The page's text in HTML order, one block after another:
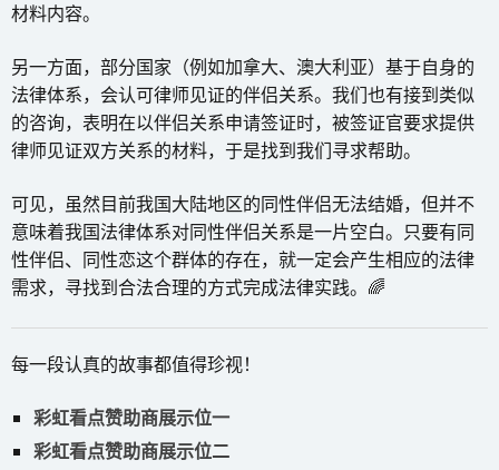
材料内容。
另一方面，部分国家（例如加拿大、澳大利亚）基于自身的
法律体系，会认可律师见证的伴侣关系。我们也有接到类似
的咨询，表明在以伴侣关系申请签证时，被签证官要求提供
律师见证双方关系的材料，于是找到我们寻求帮助。
可见，虽然目前我国大陆地区的同性伴侣无法结婚，但并不
意味着我国法律体系对同性伴侣关系是一片空白。只要有同
性伴侣、同性恋这个群体的存在，就一定会产生相应的法律
需求，寻找到合法合理的方式完成法律实践。🌈
每一段认真的故事都值得珍视！
彩虹看点赞助商展示位一
彩虹看点赞助商展示位二